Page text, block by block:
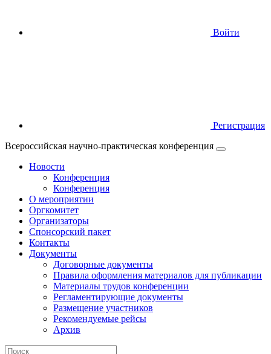
Войти
Регистрация
Всероссийская научно-практическая конференция
Новости
Конференция
Конференция
О мероприятии
Оргкомитет
Организаторы
Спонсорский пакет
Контакты
Документы
Договорные документы
Правила оформления материалов для публикации
Материалы трудов конференции
Регламентирующие документы
Размещение участников
Рекомендуемые рейсы
Архив